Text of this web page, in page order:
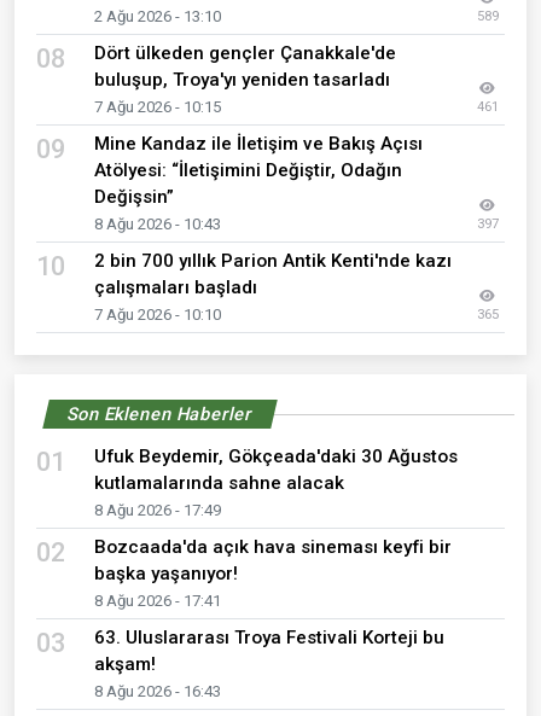
2 Ağu 2026 - 13:10 589
08
Dört ülkeden gençler Çanakkale'de
buluşup, Troya'yı yeniden tasarladı
7 Ağu 2026 - 10:15 461
09
Mine Kandaz ile İletişim ve Bakış Açısı
Atölyesi: “İletişimini Değiştir, Odağın
Değişsin”
8 Ağu 2026 - 10:43 397
10
2 bin 700 yıllık Parion Antik Kenti'nde kazı
çalışmaları başladı
7 Ağu 2026 - 10:10 365
Son Eklenen Haberler
01
Ufuk Beydemir, Gökçeada'daki 30 Ağustos
kutlamalarında sahne alacak
8 Ağu 2026 - 17:49
02
Bozcaada'da açık hava sineması keyfi bir
başka yaşanıyor!
8 Ağu 2026 - 17:41
03
63. Uluslararası Troya Festivali Korteji bu
akşam!
8 Ağu 2026 - 16:43